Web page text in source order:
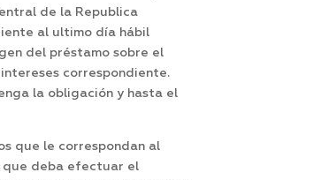
de la Republica
al ultimo día hábil
del préstamo sobre el
correspondiente.
la obligación y hasta el
que le correspondan al
que deba efectuar el